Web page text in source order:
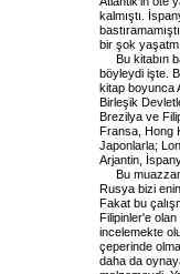
kalmıştı.
bir şok
Bu kitabın
böyleydi işte.
kitap boyunca
Birleşik
Brezilya ve
Fransa, Hong
Japonlarla;
Arjantin,
Bu
Rusya bizi
Fakat bu
Filipinler'e olan
incelemekte
çeperinde
daha da